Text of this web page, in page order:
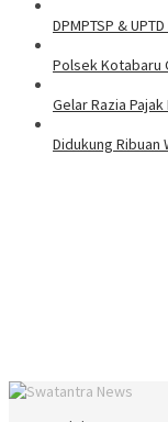
DPMPTSP &
Polsek Kotabaru
Gelar Razia
Didukung